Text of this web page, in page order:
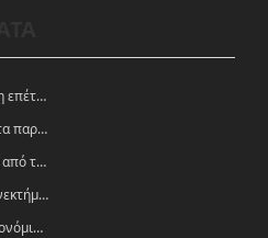
Bitcoin Pizza. Μία αξιοσημείωτη επέτειος.
Bitcoin και οι διαφορές του με τα παραδοσιακά νομίσματα
Blockchain. Η τεχνολογία πίσω από τα κρυπτονομίσματα
CFD κρυπτονομισμάτων. Πλεονεκτήματα και ευκαιρίες
Ethereum.Ένα ιδιαίτερο κρυπτονόμισμα-πλατφόρμα